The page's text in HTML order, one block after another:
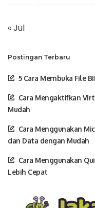
« Jul
Postingan Terbaru
5 Cara Membuka File
Cara Mengaktifkan
Mudah
Cara Menggunakan
dan Data dengan Mudah
Cara Menggunakan
Lebih Cepat